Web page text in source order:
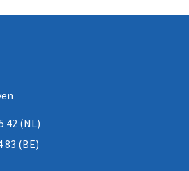
42 (NL)
83 (BE)